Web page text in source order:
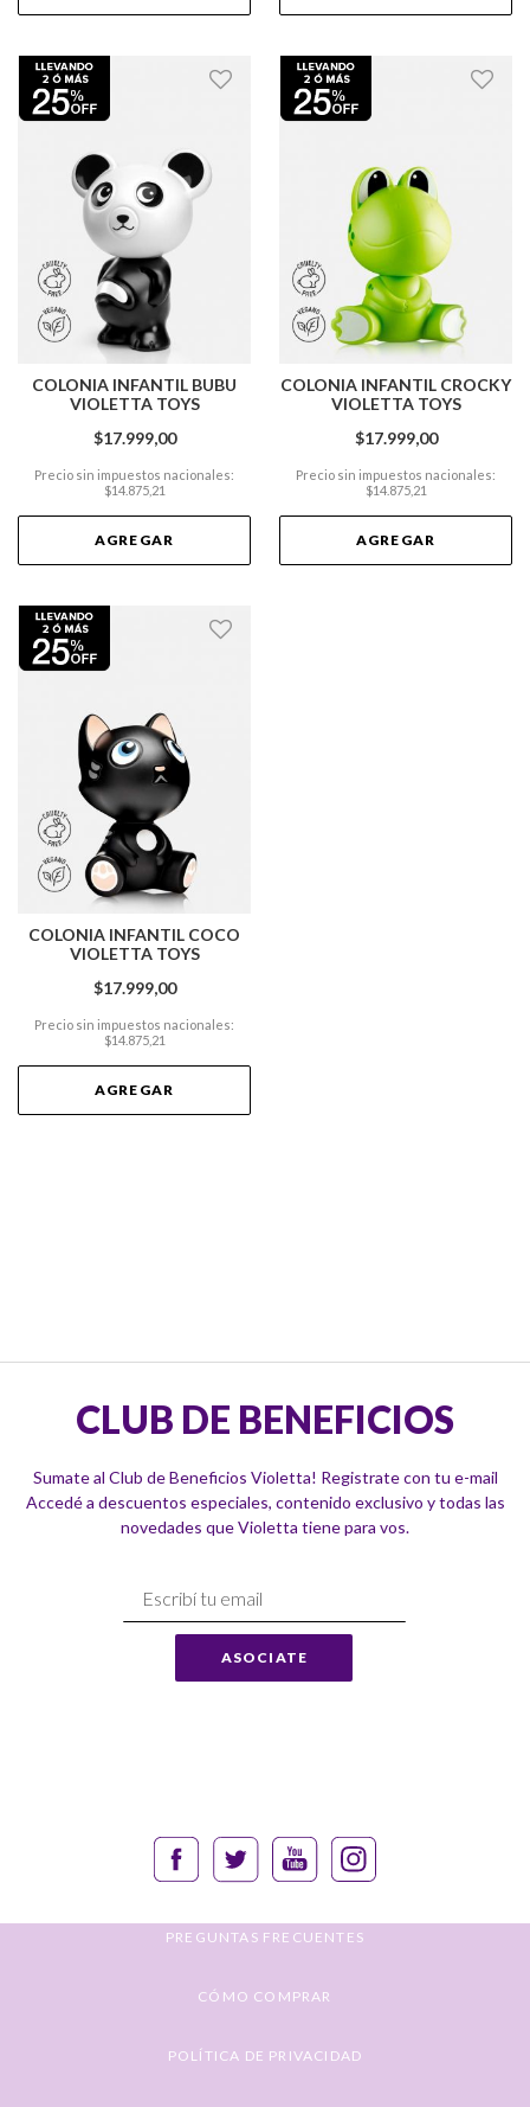
COLONIA INFANTIL BUBU
VIOLETTA TOYS
$17.999,00
Precio sin impuestos nacionales:
$14.875,21
AGREGAR
COLONIA INFANTIL CROCKY
VIOLETTA TOYS
$17.999,00
Precio sin impuestos nacionales:
$14.875,21
AGREGAR
COLONIA INFANTIL COCO
VIOLETTA TOYS
$17.999,00
Precio sin impuestos nacionales:
$14.875,21
AGREGAR
CLUB DE BENEFICIOS
Sumate al Club de Beneficios Violetta! Registrate con tu e-mail
Accedé a descuentos especiales, contenido exclusivo y todas las
novedades que Violetta tiene para vos.
Suscríbase
ASOCIATE
PREGUNTAS FRECUENTES
CÓMO COMPRAR
POLÍTICA DE PRIVACIDAD